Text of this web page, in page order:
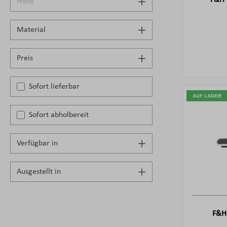
Höhe
Material
Preis
Sofort lieferbar
Sofort abholbereit
Verfügbar in
Ausgestellt in